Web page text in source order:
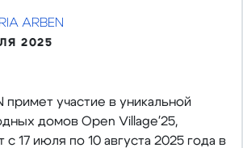
ARBEN
2025
примет участие в уникальной
домов Open Village'25,
с 17 июля по 10 августа 2025 года в